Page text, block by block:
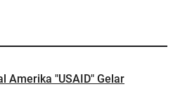
Amerika "USAID" Gelar